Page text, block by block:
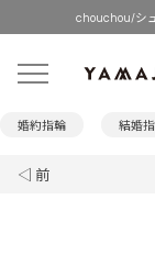
chouchou/シ
婚約指輪 結婚
◁ 前